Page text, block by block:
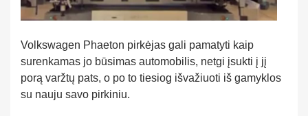
Volkswagen Phaeton pirkėjas gali pamatyti kaip
surenkamas jo būsimas automobilis, netgi įsukti į jį
porą varžtų pats, o po to tiesiog išvažiuoti iš gamyklos
su nauju savo pirkiniu.